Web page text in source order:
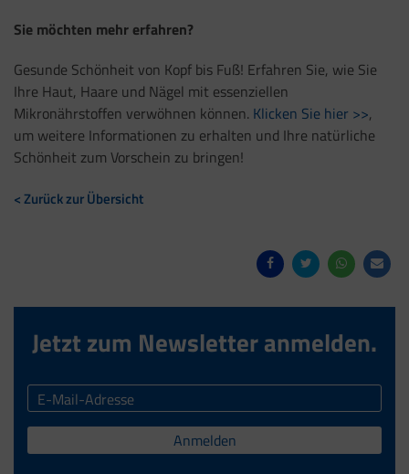
Sie möchten mehr erfahren?
Gesunde Schönheit von Kopf bis Fuß! Erfahren Sie, wie Sie
Ihre Haut, Haare und Nägel mit essenziellen
Mikronährstoffen verwöhnen können. Klicken Sie hier >>,
um weitere Informationen zu erhalten und Ihre natürliche
Schönheit zum Vorschein zu bringen!
< Zurück zur Übersicht
Jetzt zum Newsletter anmelden.
Anmelden